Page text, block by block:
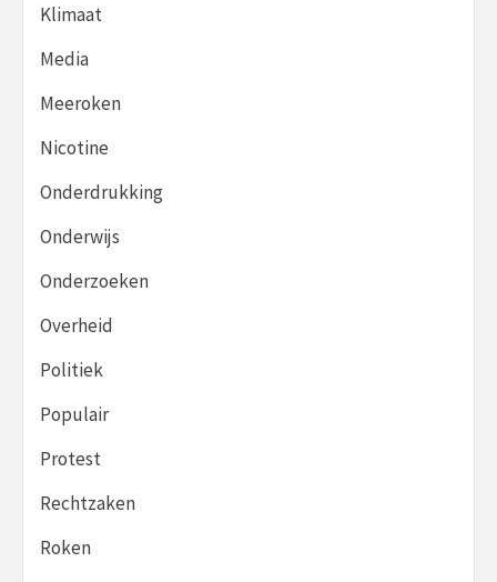
Klimaat
Media
Meeroken
Nicotine
Onderdrukking
Onderwijs
Onderzoeken
Overheid
Politiek
Populair
Protest
Rechtzaken
Roken